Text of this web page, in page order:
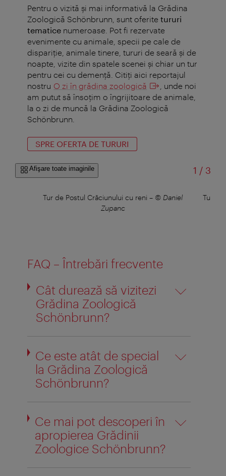
Pentru o vizită și mai informativă la Grădina
Zoologică Schönbrunn, sunt oferite tururi
tematice numeroase. Pot fi rezervate
evenimente cu animale, specii pe cale de
dispariţie, animale tinere, tururi de seară şi de
noapte, vizite din spatele scenei şi chiar un tur
pentru cei cu demenţă. Citiţi aici reportajul
nostru O zi în grădina zoologică
, unde noi
am putut să însoțim o îngrijitoare de animale,
la o zi de muncă la Grădina Zoologică
Schönbrunn.
SPRE OFERTA DE TURURI
Afişare toate imaginile 1 /din
3
Tur de Postul Crăciunului cu reni – © Daniel
Zupanc
Tur de
FAQ – Întrebări frecvente
Cât durează să vizitezi
Grădina Zoologică
Schönbrunn?
Ce este atât de special
la Grădina Zoologică
Schönbrunn?
Ce mai pot descoperi în
apropierea Grădinii
Zoologice Schönbrunn?